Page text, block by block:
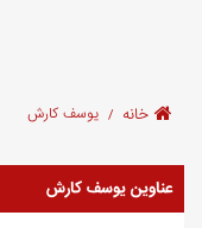
خانه یوسف کارش
عناوین یوسف کارش